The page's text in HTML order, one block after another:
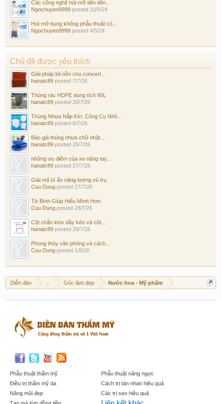
Các công nghệ hút mỡ tiên tiến...
Ngochuyen9999 posted 10/5/24
Hút mỡ bụng không phẫu thuật có...
Ngochuyen9999 posted 4/5/24
Chủ đề được yêu thích
Giải pháp lót nền cho concert...
hanatc89 posted 7/7/26
Thùng rác HDPE dung tích 80L
hanatc89 posted 20/7/26
Thùng Nhựa Nắp Kín: Công Cụ Nhỏ...
hanatc89 posted 6/7/26
Báo giá thùng nhựa chữ nhật...
hanatc89 posted 25/7/26
những ưu điểm của xe nâng tay...
hanatc89 posted 27/7/26
Giải mã bí ẩn năng lượng vũ trụ
Cuu Dung posted 27/7/26
Tử Bình Giúp Hiểu Mình Hơn
Cuu Dung posted 28/7/26
Cột chắn inox dây kéo và cột...
hanatc89 posted 29/7/26
Phong thủy văn phòng và cách...
Cuu Dung posted 1/8/26
Diễn đàn Góc làm đẹp Nước hoa - Mỹ phẩm
Phẫu thuật thẩm mỹ
Điều trị thẩm mỹ da
Nâng mũi đẹp
Phẫu thuật nâng ngực
Cách trị tàn nhan hiệu quả
Các trị sẹo hiệu quả